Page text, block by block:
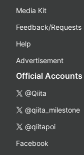
Media Kit
Feedback/Requests
Help
Advertisement
Official Accounts
@Qiita
@qiita_milestone
@qiitapoi
Facebook